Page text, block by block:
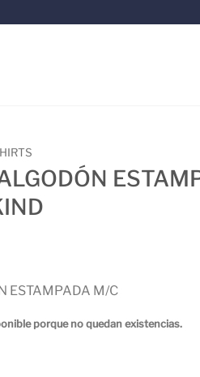
ESTAMPADA M/C
porque no quedan existencias.